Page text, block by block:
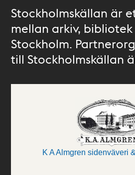
Stockholmskällan är
mellan arkiv, bibliotek
Stockholm.
till Stockholmskällan
K A Almgren sidenväveri